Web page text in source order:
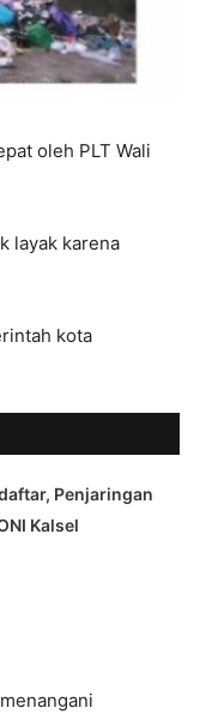
oleh PLT Wali
layak karena
kota
Penjaringan
Kalsel